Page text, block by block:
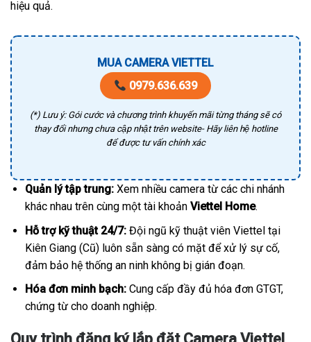
hiệu quả.
MUA CAMERA VIETTEL
0979.636.639
(*) Lưu ý: Gói cước và chương trình khuyến mãi từng tháng sẽ có
thay đổi nhưng chưa cập nhật trên website- Hãy liên hệ hotline
để được tư vấn chính xác
Quản lý tập trung:Xem nhiều camera từ các chi nhánh
khác nhau trên cùng một tài khoản Viettel Home.
Hỗ trợ kỹ thuật 24/7:Đội ngũ kỹ thuật viên Viettel tại
Kiên Giang (Cũ) luôn sẵn sàng có mặt để xử lý sự cố,
đảm bảo hệ thống an ninh không bị gián đoạn.
Hóa đơn minh bạch:Cung cấp đầy đủ hóa đơn GTGT,
chứng từ cho doanh nghiệp.